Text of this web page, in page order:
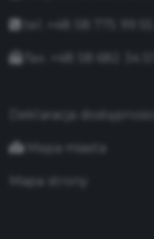
Deklaracja dostępności
Mapa miasta
Mapa strony